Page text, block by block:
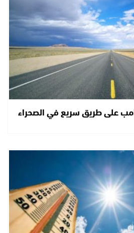
على طريق سريع في الصحراء